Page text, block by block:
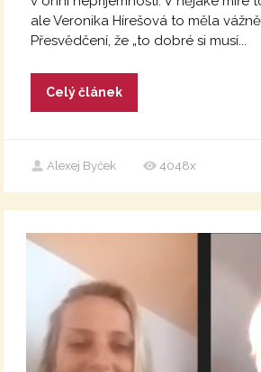
ale Veronika Hírešová to měla
Přesvědčení, že „to dobré si musí...
Celý článek
Alexej Byček 4048x